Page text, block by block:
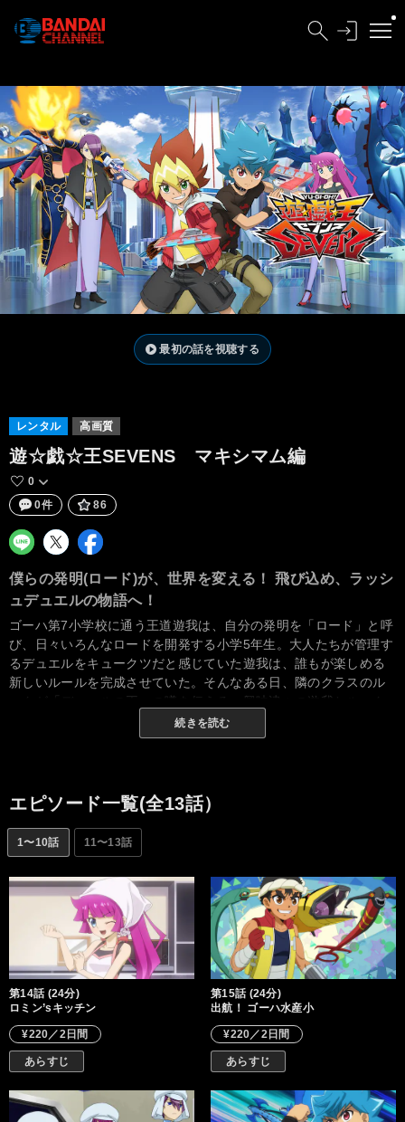
最初の話を視聴する
レンタル 高画質
遊☆戯☆王SEVENS マキシマム編
0
0件
86
僕らの発明(ロード)が、世界を変える！ 飛び込め、ラッシ
ュデュエルの物語へ！
ゴーハ第7小学校に通う王道遊我は、自分の発明を「ロード」と呼
び、日々いろんなロードを開発する小学5年生。大人たちが管理す
るデュエルをキュークツだと感じていた遊我は、誰もが楽しめる
新しいルールを完成させていた。そんなある日、隣のクラスのル
ークが「デュエルの王」の噂を伝える。興味津々の遊我とルーク
がたどり着いた先に待っていたのは、いかにも意味ありげな石碑
の前に現れた謎の人物……そしてデュエルの王として認められる
我とルーク……2人の少年が、新たなデュエルでキュークツな世界
を変える物語が始まる!!
続きを読む
エピソード一覧(全13話）
1〜10話 11〜13話
第14話 (24分)
ロミン’sキッチン
¥220／2日間
あらすじ
第15話 (24分)
出航！ ゴーハ水産小
¥220／2日間
あらすじ